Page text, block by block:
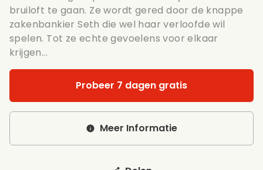
bruiloft te gaan. Ze wordt gered door de knappe
zakenbankier Seth die wel haar verloofde wil
spelen. Tot ze echte gevoelens voor elkaar
krijgen...
Probeer 7 dagen gratis
Meer Informatie